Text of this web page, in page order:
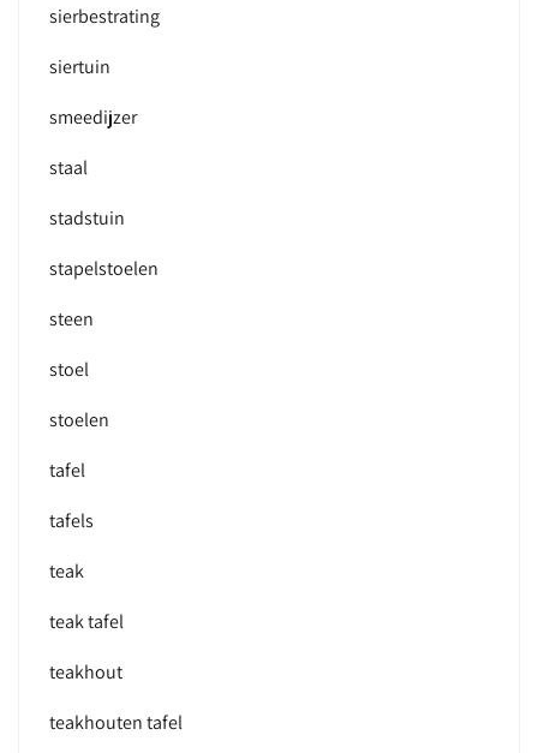
sierbestrating
siertuin
smeedijzer
staal
stadstuin
stapelstoelen
steen
stoel
stoelen
tafel
tafels
teak
teak tafel
teakhout
teakhouten tafel